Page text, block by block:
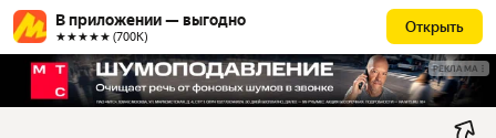
В приложении — выгодно
★★★★★ (700К)
Открыть
РЕКЛАМА